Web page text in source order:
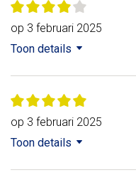
op 3 februari 2025
Toon details
op 3 februari 2025
Toon details